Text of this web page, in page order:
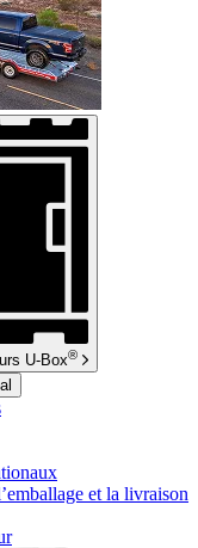
U-Box®
et la livraison